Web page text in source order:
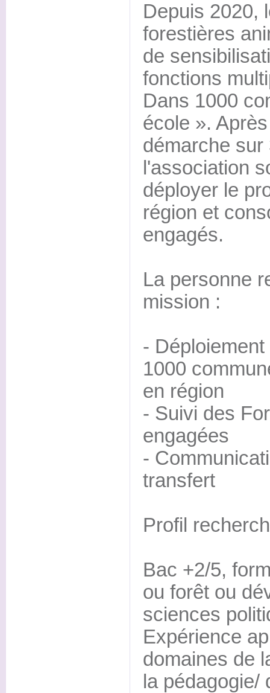
Depuis 2020,
forestières
de
fonctions
Dans 1000
école ».
démarche
l'association
déployer le
région et
engagés.
La personne
mission :
-
1000
en région
- Suivi des
engagées
-
transfert
Profil
Bac +2/5,
ou forêt ou
sciences
Expérience
domaines de
la pédagogie/